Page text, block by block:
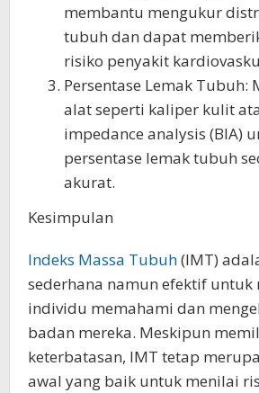
membantu mengukur
tubuh dan dapat
risiko penyakit
Persentase Lemak Tubuh:
alat seperti kaliper kulit
impedance analysis (BIA)
persentase lemak tubuh
akurat.
Kesimpulan
Indeks Massa Tubuh(IMT)
sederhana namun efektif untuk
individu memahami dan
badan mereka. Meskipun
keterbatasan, IMT tetap
awal yang baik untuk menilai